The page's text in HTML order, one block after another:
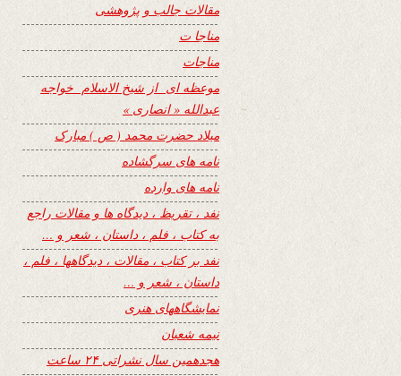
مقالات جالب و پژوهشی
مناجا ت
مناجات
موعظه ای از شیخ الاسلام خواجه
عبدالله « انصاری »
میلاد حضرت محمد ( ص ) مبارک
نامه های سرگشاده
نامه های وارده
نفد ، تقریظ ، دیدگاه ها و مقالات راجع
به کتاب ، فلم ، داستان ، شعر و …
نفد بر کتاب ، مقالات ، دیدگاهها ، فلم ،
داستان ، شعر و …
نمایشگاههای هنری
نیمه شعبان
هجدهمین سال نشراتی ۲۴ ساعت